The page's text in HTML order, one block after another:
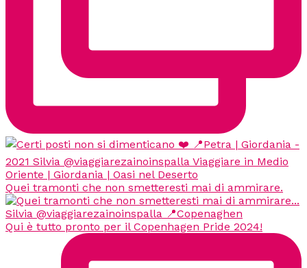
Quei tramonti che non smetteresti mai di ammirare.
Qui è tutto pronto per il Copenhagen Pride 2024!